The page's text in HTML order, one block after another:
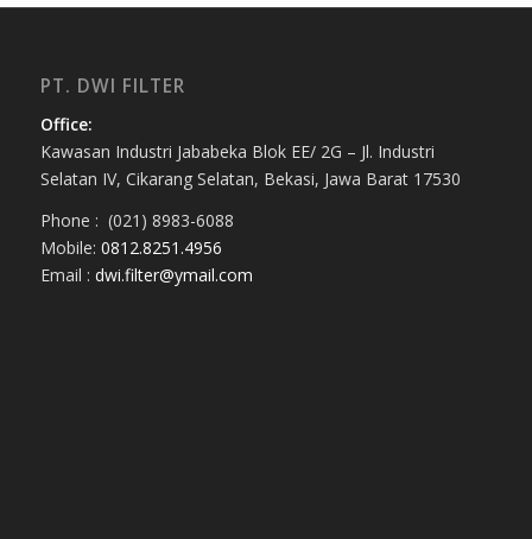
PT. DWI FILTER
Office:
Kawasan Industri Jababeka Blok EE/ 2G – Jl. Industri
Selatan IV, Cikarang Selatan, Bekasi, Jawa Barat 17530
Phone : (021) 8983-6088
Mobile: 0812.8251.4956
Email : dwi.filter@ymail.com